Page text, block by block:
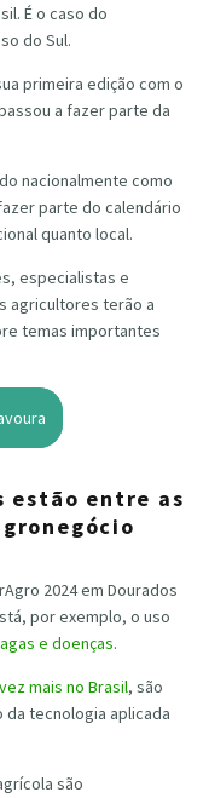
É o caso do
do Sul.
primeira edição com o
a fazer parte da
nacionalmente como
parte do calendário
quanto local.
especialistas e
agricultores terão a
temas importantes
estão entre as
2024 em Dourados
por exemplo, o uso
e doenças.
mais no Brasil, são
da tecnologia aplicada
são